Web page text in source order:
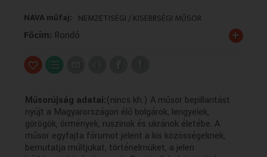
NAVA műfaj: NEMZETISÉGI / KISEBBSÉGI MŰSOR
Főcím: Rondó +
Műsorújság adatai:(nincs kh.) A műsor bepillantást
nyújt a Magyarországon élő bolgárok, lengyelek,
görögök, örmények, ruszinok és ukránok életébe. A
műsor egyfajta fórumot jelent a kis közösségeknek,
bemutatja múltjukat, történelmüket, a jelen